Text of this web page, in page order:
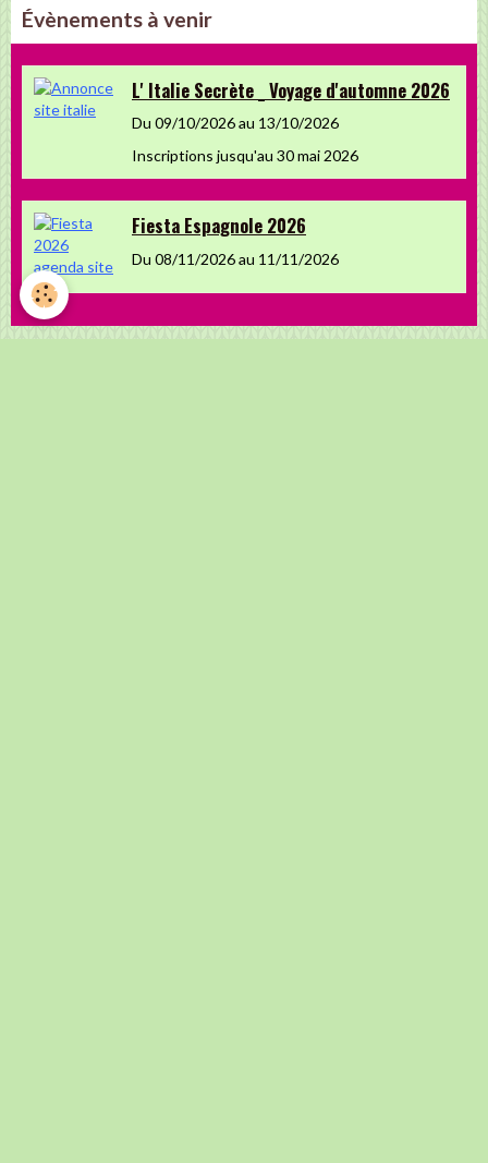
Évènements à venir
L' Italie Secrète _ Voyage d'automne 2026
Du 09/10/2026au 13/10/2026
Inscriptions jusqu'au 30 mai 2026
Fiesta Espagnole 2026
Du 08/11/2026au 11/11/2026